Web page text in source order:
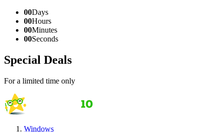
00Days
00Hours
00Minutes
00Seconds
Special Deals
For a limited time only
Windows